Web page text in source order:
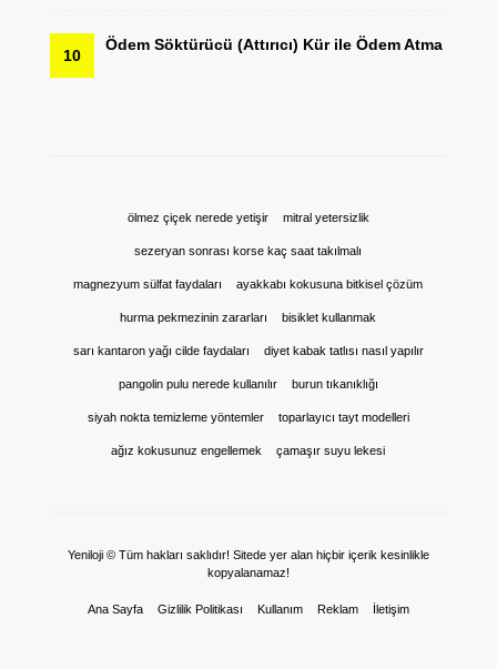
10
Ödem Söktürücü (Attırıcı) Kür ile Ödem Atma
ölmez çiçek nerede yetişir mitral yetersizlik
sezeryan sonrası korse kaç saat takılmalı
magnezyum sülfat faydaları ayakkabı kokusuna bitkisel çözüm
hurma pekmezinin zararları bisiklet kullanmak
sarı kantaron yağı cilde faydaları diyet kabak tatlısı nasıl yapılır
pangolin pulu nerede kullanılır burun tıkanıklığı
siyah nokta temizleme yöntemler toparlayıcı tayt modelleri
ağız kokusunuz engellemek çamaşır suyu lekesi
Yeniloji © Tüm hakları saklıdır! Sitede yer alan hiçbir içerik kesinlikle
kopyalanamaz!
Ana Sayfa Gizlilik Politikası Kullanım Reklam İletişim